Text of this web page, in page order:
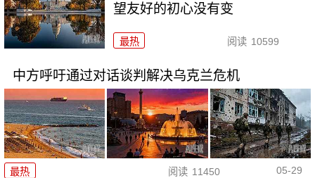
望友好的初心没有变
最热 阅读 10599
中方呼吁通过对话谈判解决乌克兰危机
最热 阅读 11450 05-29